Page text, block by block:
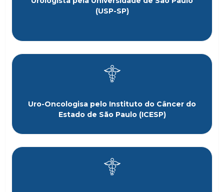
(USP-SP)
Uro-Oncologisa pelo Instituto do Câncer do
Estado de São Paulo (ICESP)